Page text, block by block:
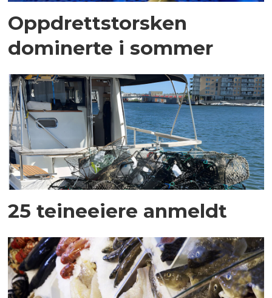
Oppdrettstorsken
dominerte i sommer
25 teineeiere anmeldt